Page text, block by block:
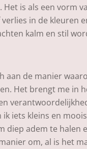
Het is als een vorm
in de kleuren
kalm en stil
aan de manier
Het brengt me in
iets kleins en
diep adem te halen
om, al is het